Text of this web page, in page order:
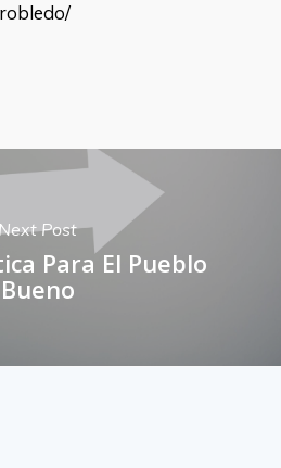
Next Post
Para El Pueblo
Bueno